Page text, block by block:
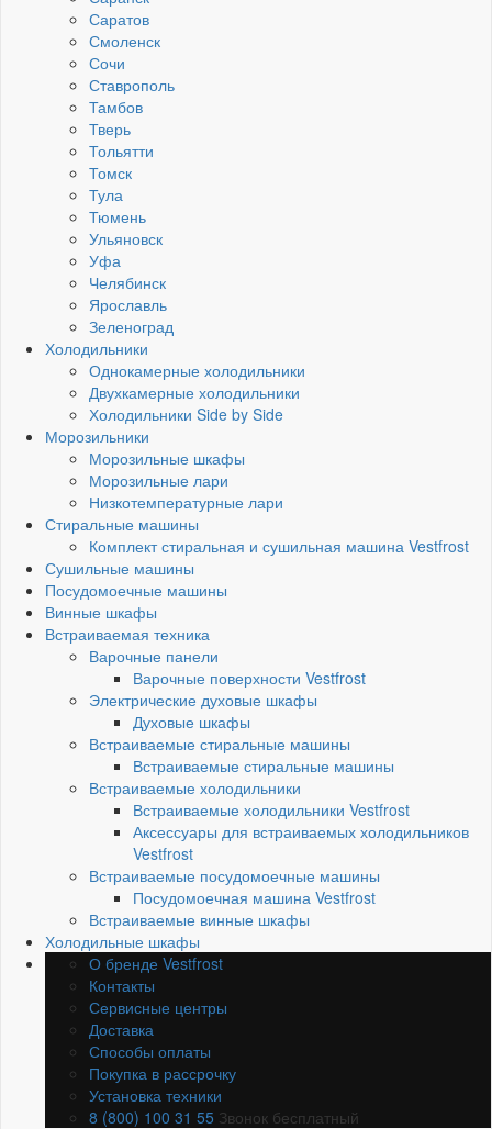
Саратов
Смоленск
Сочи
Ставрополь
Тамбов
Тверь
Тольятти
Томск
Тула
Тюмень
Ульяновск
Уфа
Челябинск
Ярославль
Зеленоград
Холодильники
Однокамерные холодильники
Двухкамерные холодильники
Холодильники Side by Side
Морозильники
Морозильные шкафы
Морозильные лари
Низкотемпературные лари
Стиральные машины
Комплект стиральная и сушильная машина Vestfrost
Сушильные машины
Посудомоечные машины
Винные шкафы
Встраиваемая техника
Варочные панели
Варочные поверхности Vestfrost
Электрические духовые шкафы
Духовые шкафы
Встраиваемые стиральные машины
Встраиваемые стиральные машины
Встраиваемые холодильники
Встраиваемые холодильники Vestfrost
Аксессуары для встраиваемых холодильников
Vestfrost
Встраиваемые посудомоечные машины
Посудомоечная машина Vestfrost
Встраиваемые винные шкафы
Холодильные шкафы
О бренде Vestfrost
Контакты
Сервисные центры
Доставка
Способы оплаты
Покупка в рассрочку
Установка техники
8 (800) 100 31 55 Звонок бесплатный